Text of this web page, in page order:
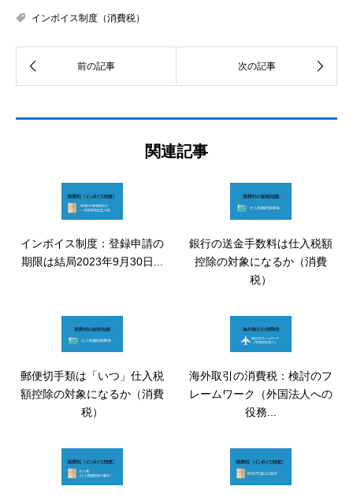
インボイス制度（消費税）
関連記事
インボイス制度：登録申請の
期限は結局2023年9月30日...
銀行の送金手数料は仕入税額
控除の対象になるか（消費
税）
郵便切手類は「いつ」仕入税
額控除の対象になるか（消費
税）
海外取引の消費税：検討のフ
レームワーク（外国法人への
役務...